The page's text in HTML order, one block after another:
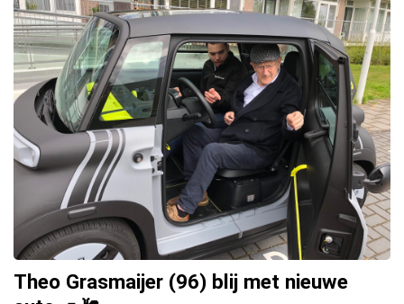
Theo Grasmaijer (96) blij met nieuwe